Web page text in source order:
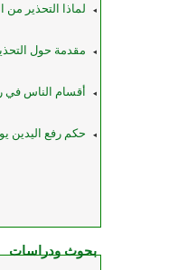
لماذا التحذير من
مقدمة حول
أقسام الناس في
حكم رفع اليدين
بحوث ودراسات